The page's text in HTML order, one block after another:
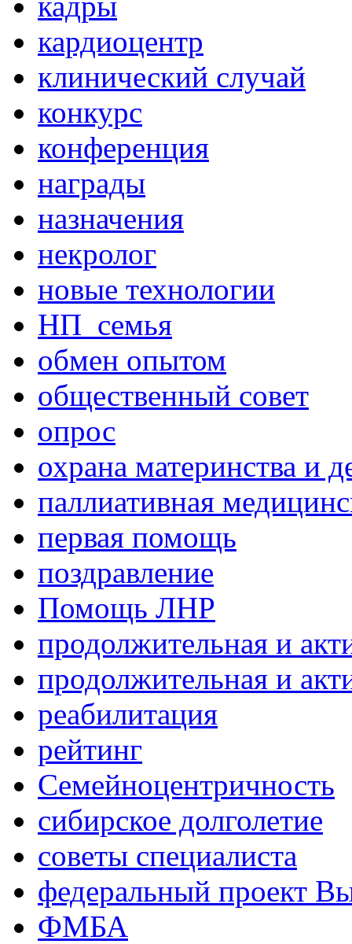
кардиоцентр
клинический случай
конкурс
конференция
награды
назначения
некролог
новые технологии
НП_семья
обмен опытом
общественный совет
опрос
охрана материнства и
паллиативная
первая помощь
поздравление
Помощь ЛНР
продолжительная и
продолжительная и
реабилитация
рейтинг
Семейноцентричность
сибирское долголетие
советы специалиста
федеральный проект
ФМБА